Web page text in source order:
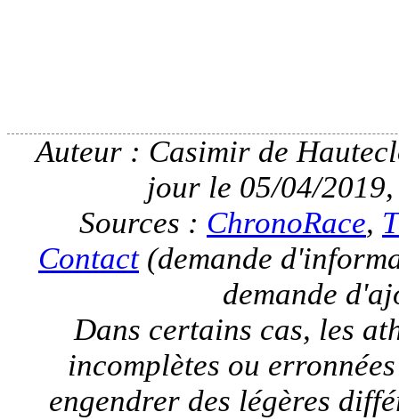
Auteur : Casimir de
jour le 05/04/
Sources : ChronoRace,
Contact(demande
demande
Dans certains cas, les
incomplètes ou
engendrer des légères